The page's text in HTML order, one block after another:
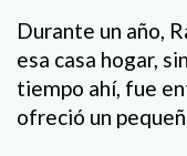
Durante un año,
esa casa hogar,
tiempo ahí, fue
ofreció un